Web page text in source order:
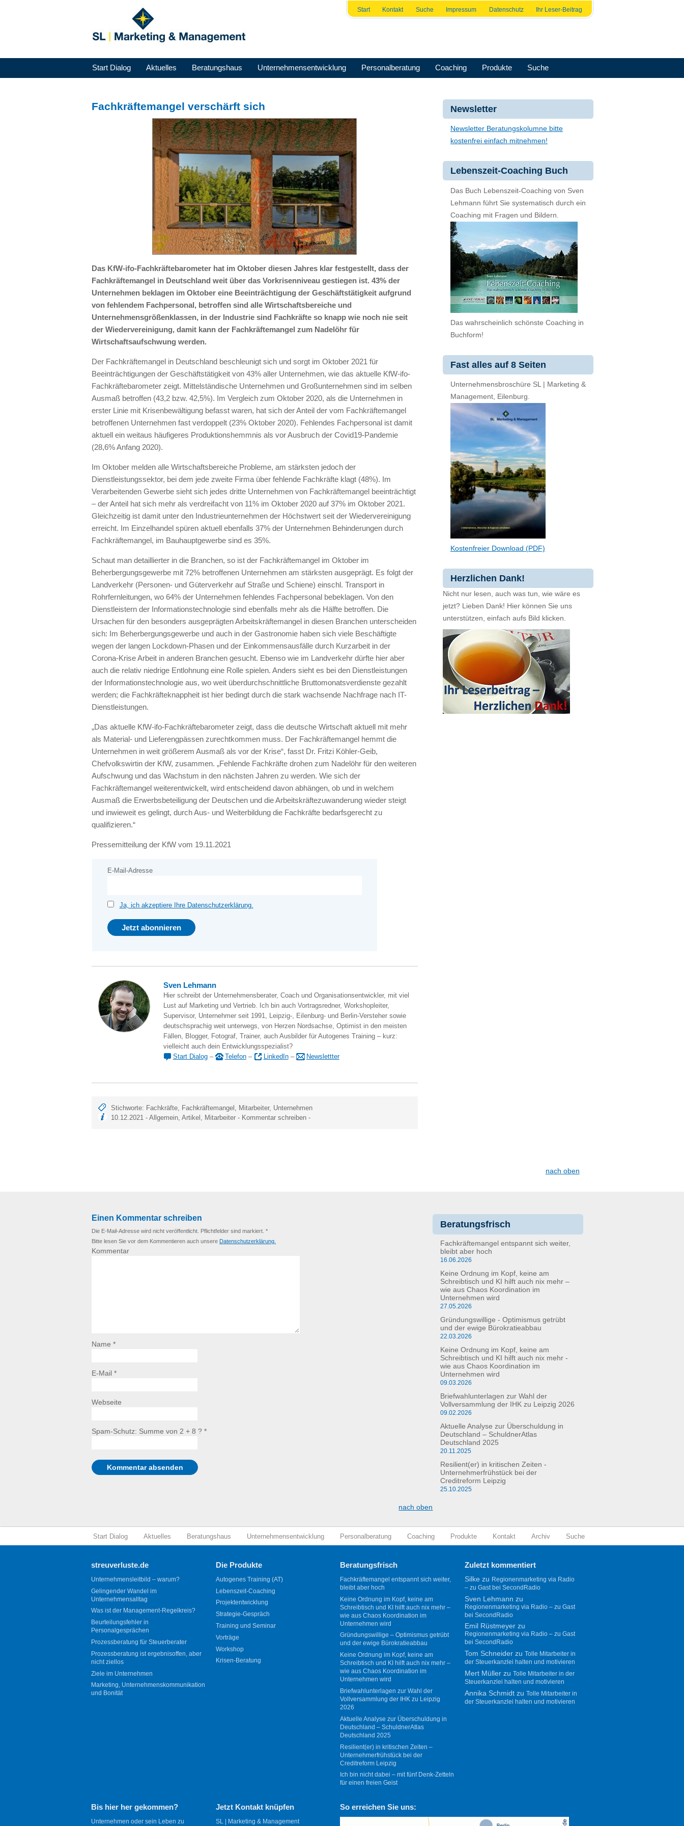
Start Kontakt Suche Impressum Datenschutz Ihr Leser-Beitrag
Start Dialog Aktuelles Beratungshaus Unternehmensentwicklung Personalberatung Coaching Produkte Suche
Fachkräftemangel verschärft sich
Das KfW-ifo-Fachkräftebarometer hat im Oktober diesen Jahres klar festgestellt, dass der
Fachkräftemangel in Deutschland weit über das Vorkrisenniveau gestiegen ist. 43% der
Unternehmen beklagen im Oktober eine Beeinträchtigung der Geschäftstätigkeit aufgrund
von fehlendem Fachpersonal, betroffen sind alle Wirtschaftsbereiche und
Unternehmensgrößenklassen, in der Industrie sind Fachkräfte so knapp wie noch nie seit
der Wiedervereinigung, damit kann der Fachkräftemangel zum Nadelöhr für
Wirtschaftsaufschwung werden.
Der Fachkräftemangel in Deutschland beschleunigt sich und sorgt im Oktober 2021 für
Beeinträchtigungen der Geschäftstätigkeit von 43% aller Unternehmen, wie das aktuelle KfW-ifo-
Fachkräftebarometer zeigt. Mittelständische Unternehmen und Großunternehmen sind im selben
Ausmaß betroffen (43,2 bzw. 42,5%). Im Vergleich zum Oktober 2020, als die Unternehmen in
erster Linie mit Krisenbewältigung befasst waren, hat sich der Anteil der vom Fachkräftemangel
betroffenen Unternehmen fast verdoppelt (23% Oktober 2020). Fehlendes Fachpersonal ist damit
aktuell ein weitaus häufigeres Produktionshemmnis als vor Ausbruch der Covid19-Pandemie
(28,6% Anfang 2020).
Im Oktober melden alle Wirtschaftsbereiche Probleme, am stärksten jedoch der
Dienstleistungssektor, bei dem jede zweite Firma über fehlende Fachkräfte klagt (48%). Im
Verarbeitenden Gewerbe sieht sich jedes dritte Unternehmen von Fachkräftemangel beeinträchtigt
– der Anteil hat sich mehr als verdreifacht von 11% im Oktober 2020 auf 37% im Oktober 2021.
Gleichzeitig ist damit unter den Industrieunternehmen der Höchstwert seit der Wiedervereinigung
erreicht. Im Einzelhandel spüren aktuell ebenfalls 37% der Unternehmen Behinderungen durch
Fachkräftemangel, im Bauhauptgewerbe sind es 35%.
Schaut man detaillierter in die Branchen, so ist der Fachkräftemangel im Oktober im
Beherbergungsgewerbe mit 72% betroffenen Unternehmen am stärksten ausgeprägt. Es folgt der
Landverkehr (Personen- und Güterverkehr auf Straße und Schiene) einschl. Transport in
Rohrfernleitungen, wo 64% der Unternehmen fehlendes Fachpersonal bebeklagen. Von den
Dienstleistern der Informationstechnologie sind ebenfalls mehr als die Hälfte betroffen. Die
Ursachen für den besonders ausgeprägten Arbeitskräftemangel in diesen Branchen unterscheiden
sich: Im Beherbergungsgewerbe und auch in der Gastronomie haben sich viele Beschäftigte
wegen der langen Lockdown-Phasen und der Einkommensausfälle durch Kurzarbeit in der
Corona-Krise Arbeit in anderen Branchen gesucht. Ebenso wie im Landverkehr dürfte hier aber
auch die relativ niedrige Entlohnung eine Rolle spielen. Anders sieht es bei den Dienstleistungen
der Informationstechnologie aus, wo weit überdurchschnittliche Bruttomonatsverdienste gezahlt
werden; die Fachkräfteknappheit ist hier bedingt durch die stark wachsende Nachfrage nach IT-
Dienstleistungen.
„Das aktuelle KfW-ifo-Fachkräftebarometer zeigt, dass die deutsche Wirtschaft aktuell mit mehr
als Material- und Lieferengpässen zurechtkommen muss. Der Fachkräftemangel hemmt die
Unternehmen in weit größerem Ausmaß als vor der Krise“, fasst Dr. Fritzi Köhler-Geib,
Chefvolkswirtin der KfW, zusammen. „Fehlende Fachkräfte drohen zum Nadelöhr für den weiteren
Aufschwung und das Wachstum in den nächsten Jahren zu werden. Wie sich der
Fachkräftemangel weiterentwickelt, wird entscheidend davon abhängen, ob und in welchem
Ausmaß die Erwerbsbeteiligung der Deutschen und die Arbeitskräftezuwanderung wieder steigt
und inwieweit es gelingt, durch Aus- und Weiterbildung die Fachkräfte bedarfsgerecht zu
qualifizieren.“
Pressemitteilung der KfW vom 19.11.2021
E-Mail-Adresse
Ja, ich akzeptiere Ihre Datenschutzerklärung.
Sven Lehmann
Hier schreibt der Unternehmensberater, Coach und Organisationsentwickler, mit viel
Lust auf Marketing und Vertrieb. Ich bin auch Vortragsredner, Workshopleiter,
Supervisor, Unternehmer seit 1991, Leipzig-, Eilenburg- und Berlin-Versteher sowie
deutschsprachig weit unterwegs, von Herzen Nordsachse, Optimist in den meisten
Fällen, Blogger, Fotograf, Trainer, auch Ausbilder für Autogenes Training – kurz:
vielleicht auch dein Entwicklungsspezialist?
Start Dialog– Telefon– LinkedIn– Newslettter
Stichworte: Fachkräfte, Fachkräftemangel , Mitarbeiter, Unternehmen
10.12.2021 -Allgemein,Artikel , Mitarbeiter - Kommentar schreiben -
Newsletter
Newsletter Beratungskolumne bitte
kostenfrei einfach mitnehmen!
Lebenszeit-Coaching Buch
Das Buch Lebenszeit-Coaching von Sven
Lehmann führt Sie systematisch durch ein
Coaching mit Fragen und Bildern.
Das wahrscheinlich schönste Coaching in
Buchform!
Fast alles auf 8 Seiten
Unternehmensbroschüre SL | Marketing &
Management, Eilenburg.
Kostenfreier Download (PDF)
Herzlichen Dank!
Nicht nur lesen, auch was tun, wie wäre es
jetzt? Lieben Dank! Hier können Sie uns
unterstützen, einfach aufs Bild klicken.
nach oben
Beratungsfrisch
Fachkräftemangel entspannt sich weiter,
bleibt aber hoch
16.06.2026
Keine Ordnung im Kopf, keine am
Schreibtisch und KI hilft auch nix mehr –
wie aus Chaos Koordination im
Unternehmen wird
27.05.2026
Gründungswillige - Optimismus getrübt
und der ewige Bürokratieabbau
22.03.2026
Keine Ordnung im Kopf, keine am
Schreibtisch und KI hilft auch nix mehr -
wie aus Chaos Koordination im
Unternehmen wird
09.03.2026
Briefwahlunterlagen zur Wahl der
Vollversammlung der IHK zu Leipzig 2026
09.02.2026
Aktuelle Analyse zur Überschuldung in
Deutschland – SchuldnerAtlas
Deutschland 2025
20.11.2025
Resilient(er) in kritischen Zeiten -
Unternehmerfrühstück bei der
Creditreform Leipzig
25.10.2025
Einen Kommentar schreiben
Die E-Mail-Adresse wird nicht veröffentlicht. Pflichtfelder sind markiert. *
Bitte lesen Sie vor dem Kommentieren auch unsere Datenschutzerklärung.
Kommentar
Name *
E-Mail *
Webseite
Spam-Schutz: Summe von 2 + 8 ? *
nach oben
Start Dialog Aktuelles Beratungshaus Unternehmensentwicklung Personalberatung Coaching Produkte Kontakt Archiv Suche
streuverluste.de
Unternehmensleitbild – warum?
Gelingender Wandel im
Unternehmensalltag
Was ist der Management-Regelkreis?
Beurteilungsfehler in
Personalgesprächen
Prozessberatung für Steuerberater
Prozessberatung ist ergebnisoffen, aber
nicht ziellos
Ziele im Unternehmen
Marketing, Unternehmenskommunikation
und Bonität
Die Produkte
Autogenes Training (AT)
Lebenszeit-Coaching
Projektentwicklung
Strategie-Gespräch
Training und Seminar
Vorträge
Workshop
Krisen-Beratung
Beratungsfrisch
Fachkräftemangel entspannt sich weiter,
bleibt aber hoch
Keine Ordnung im Kopf, keine am
Schreibtisch und KI hilft auch nix mehr –
wie aus Chaos Koordination im
Unternehmen wird
Gründungswillige – Optimismus getrübt
und der ewige Bürokratieabbau
Keine Ordnung im Kopf, keine am
Schreibtisch und KI hilft auch nix mehr –
wie aus Chaos Koordination im
Unternehmen wird
Briefwahlunterlagen zur Wahl der
Vollversammlung der IHK zu Leipzig
2026
Aktuelle Analyse zur Überschuldung in
Deutschland – SchuldnerAtlas
Deutschland 2025
Resilient(er) in kritischen Zeiten –
Unternehmerfrühstück bei der
Creditreform Leipzig
Ich bin nicht dabei – mit fünf Denk-Zetteln
für einen freien Geist
Zuletzt kommentiert
Silkezu Regionenmarketing via Radio
– zu Gast bei SecondRadio
Sven Lehmann zu
Regionenmarketing via Radio – zu Gast
bei SecondRadio
Emil Rüstmeyerzu
Regionenmarketing via Radio – zu Gast
bei SecondRadio
Tom Schneiderzu Tolle Mitarbeiter in
der Steuerkanzlei halten und motivieren
Mert Müllerzu Tolle Mitarbeiter in der
Steuerkanzlei halten und motivieren
Annika Schmidtzu Tolle Mitarbeiter in
der Steuerkanzlei halten und motivieren
Bis hier her gekommen?
Unternehmen oder sein Leben zu
Jetzt Kontakt knüpfen
SL | Marketing & Management
So erreichen Sie uns: